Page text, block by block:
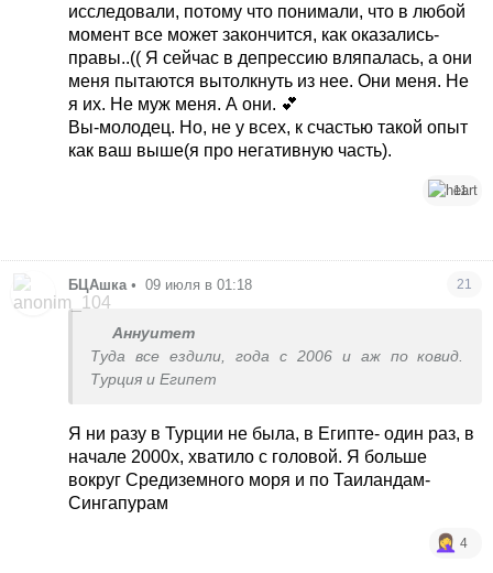
исследовали, потому что понимали, что в любой
момент все может закончится, как оказались-
правы..(( Я сейчас в депрессию вляпалась, а они
меня пытаются вытолкнуть из нее. Они меня. Не
я их. Не муж меня. А они. 💕
Вы-молодец. Но, не у всех, к счастью такой опыт
как ваш выше(я про негативную часть).
11
БЦАшка • 09 июля в 01:18 21
Аннуитет
Туда все ездили, года с 2006 и аж по ковид.
Турция и Египет
Я ни разу в Турции не была, в Египте- один раз, в
начале 2000х, хватило с головой. Я больше
вокруг Средиземного моря и по Таиландам-
Cингапурам
4